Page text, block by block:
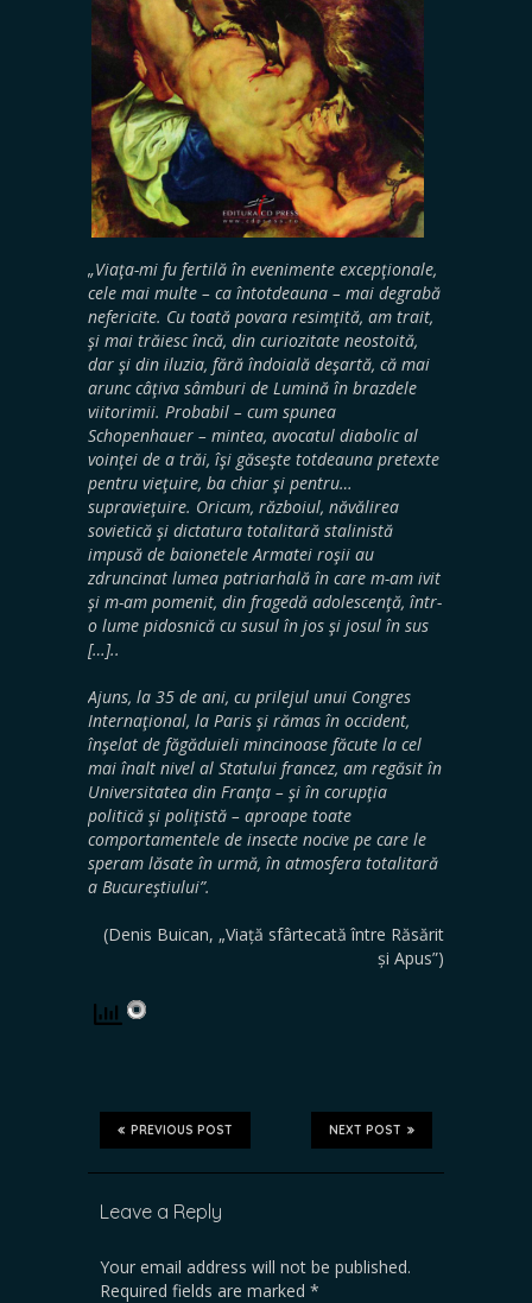
„Viaţa-mi fu fertilă în evenimente excepţionale,
cele mai multe – ca întotdeauna – mai degrabă
nefericite. Cu toată povara resimţită, am trait,
şi mai trăiesc încă, din curiozitate neostoită,
dar şi din iluzia, fără îndoială deşartă, că mai
arunc câţiva sâmburi de Lumină în brazdele
viitorimii. Probabil – cum spunea
Schopenhauer – mintea, avocatul diabolic al
voinţei de a trăi, îşi găseşte totdeauna pretexte
pentru vieţuire, ba chiar şi pentru…
supravieţuire. Oricum, războiul, năvălirea
sovietică şi dictatura totalitară stalinistă
impusă de baionetele Armatei roşii au
zdruncinat lumea patriarhală în care m-am ivit
şi m-am pomenit, din fragedă adolescenţă, într-
o lume pidosnică cu susul în jos şi josul în sus
[…]..
Ajuns, la 35 de ani, cu prilejul unui Congres
Internaţional, la Paris şi rămas în occident,
înşelat de făgăduieli mincinoase făcute la cel
mai înalt nivel al Statului francez, am regăsit în
Universitatea din Franţa – şi în corupţia
politică şi poliţistă – aproape toate
comportamentele de insecte nocive pe care le
speram lăsate în urmă, în atmosfera totalitară
a Bucureştiului”.
(Denis Buican, „Viață sfârtecată între Răsărit
și Apus”)
NEXT POST
PREVIOUS POST
Leave a Reply
Your email address will not be published.
Required fields are marked *